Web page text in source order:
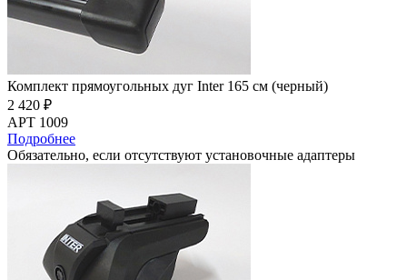
Комплект прямоугольных дуг Inter 165 см (черный)
2 420 ₽
АРТ 1009
Подробнее
Обязательно, если отсутствуют установочные адаптеры